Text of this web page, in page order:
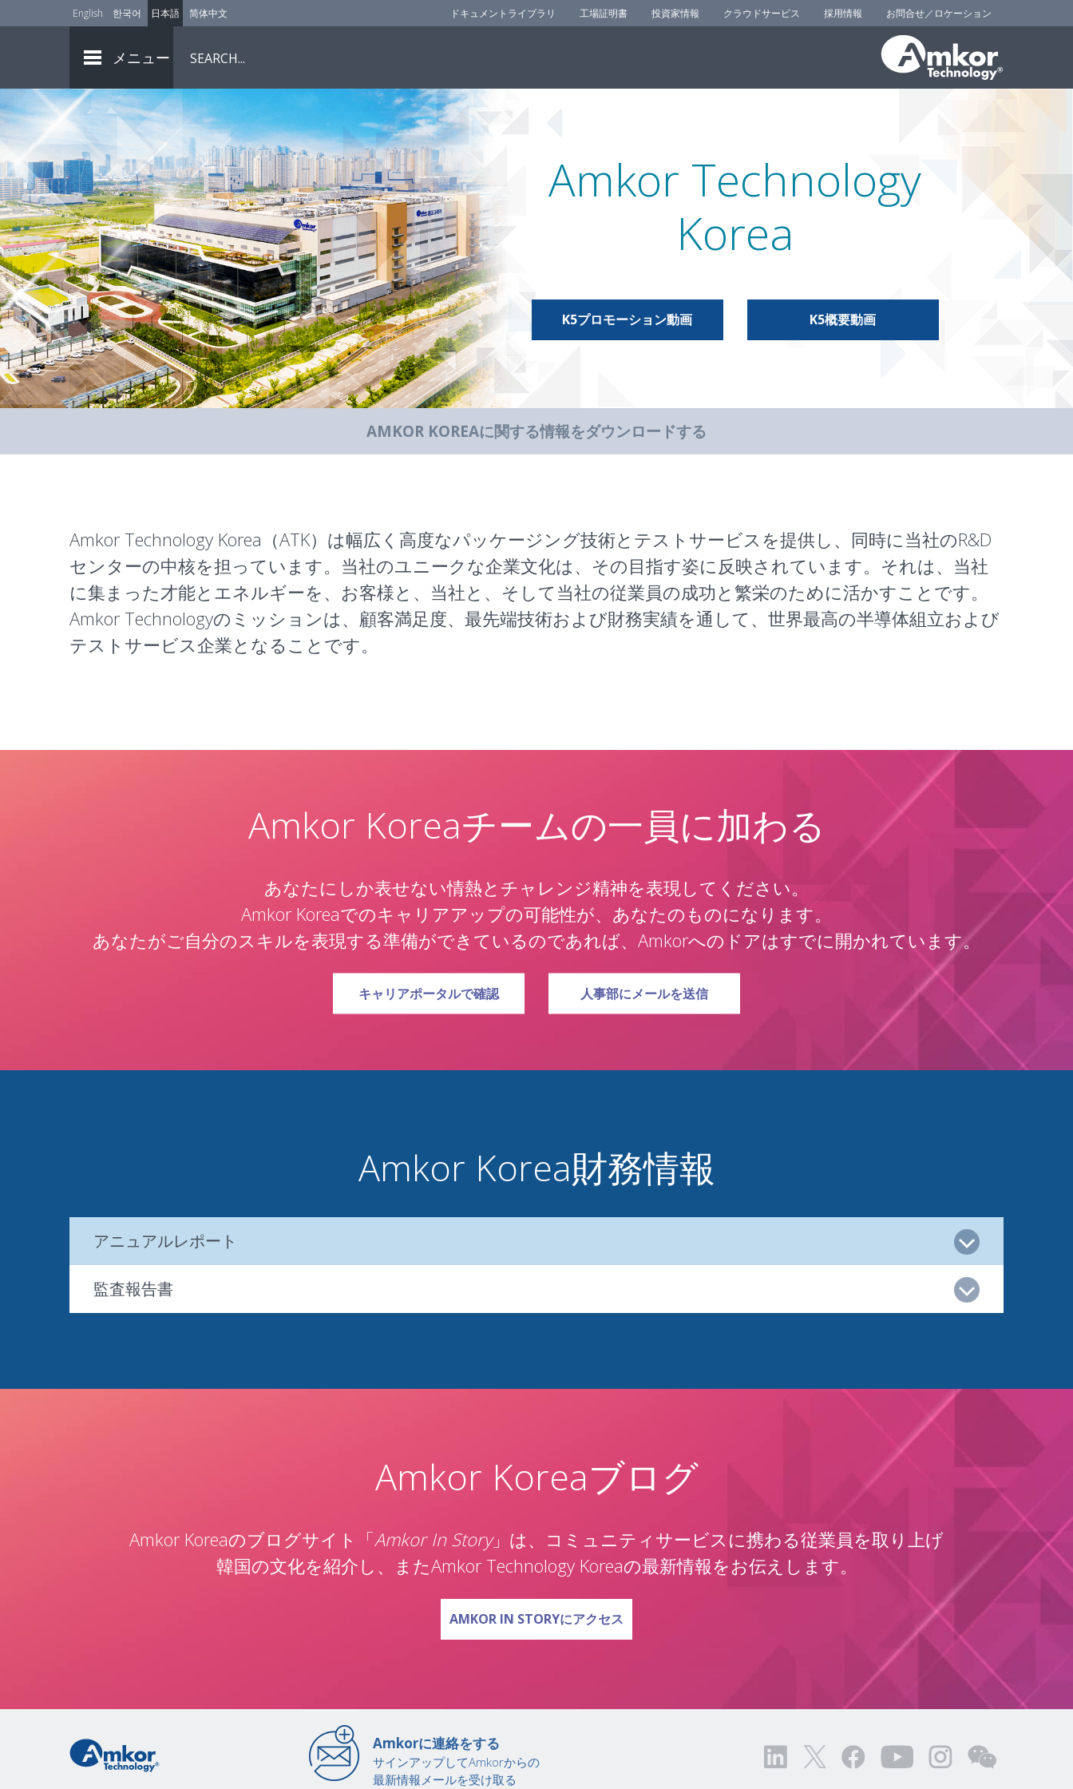
English 한국어 日本語 简体中文 ドキュメントライブラリ 工場証明書 投資家情報 クラウドサービス 採用情報 お問合せ／ロケーション
メニュー
Amkor Technology
Korea
K5プロモーション動画 K5概要動画
AMKOR KOREAに関する情報をダウンロードする
Amkor Technology Korea（ATK）は幅広く高度なパッケージング技術とテストサービスを提供し、同時に当社のR&D
センターの中核を担っています。当社のユニークな企業文化は、その目指す姿に反映されています。それは、当社
に集まった才能とエネルギーを、お客様と、当社と、そして当社の従業員の成功と繁栄のために活かすことです。
Amkor Technologyのミッションは、顧客満足度、最先端技術および財務実績を通して、世界最高の半導体組立および
テストサービス企業となることです。
Amkor Koreaチームの一員に加わる
あなたにしか表せない情熱とチャレンジ精神を表現してください。
Amkor Koreaでのキャリアアップの可能性が、あなたのものになります。
あなたがご自分のスキルを表現する準備ができているのであれば、Amkorへのドアはすでに開かれています。
AMKOR TECHNOLOGY KOREA求人募集の詳細は
キャリアポータルで確認 AMKOR TECHNOLOGY KOREA求人へのご応募は
人事部にメールを送信
Amkor Korea財務情報
アニュアルレポート
監査報告書
Amkor Koreaブログ
Amkor Koreaのブログサイト「Amkor In Story」は、コミュニティサービスに携わる従業員を取り上げ
韓国の文化を紹介し、またAmkor Technology Koreaの最新情報をお伝えします。
AMKOR KOREAブログで
AMKOR IN STORYにアクセス
Amkorに連絡をする
サインアップしてAmkorからの
最新情報メールを受け取る